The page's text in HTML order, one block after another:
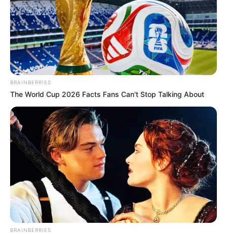
Όλα τα κείμενα και οι εικόνες είναι πνευματική ιδιοκτησία του
ΝΙΚΟΛΑΟΣ ΑΝΑΞΙΜΑΝΔΡΟΣ. Aπαγορεύεται η αναπαραγωγή, η
αναδημοσίευση και η τροποποίησή τους χωρίς προηγούμενη
γραπτή άδεια του δημιουργού τους. Με επιφύλαξη κάθε νόμιμου
δικαιώματος. Διαβάστε την Πολιτική Απορρήτου του website πριν
να το χρησιμοποιήσετε, καθώς χρησιμοποιώντας το την
αποδέχεστε. Ο ιστότοπος διατηρεί το δικαίωμα να τροποποιήσει
BRAINBERRIES
The World Cup 2026 Facts Fans Can't Stop Talking About
BRAINBERRIES